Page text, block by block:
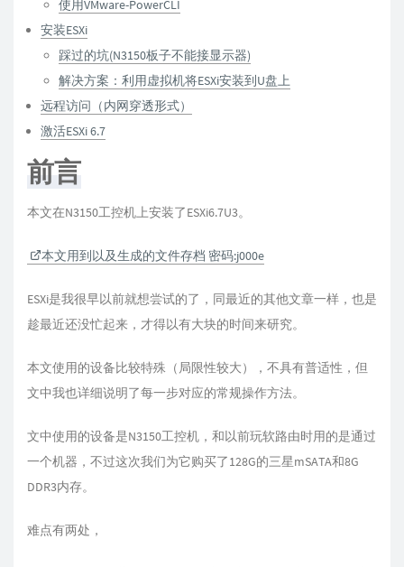
使用VMware-PowerCLI
安装ESXi
踩过的坑(N3150板子不能接显示器)
解决方案：利用虚拟机将ESXi安装到U盘上
远程访问（内网穿透形式）
激活ESXi 6.7
前言
本文在N3150工控机上安装了ESXi6.7U3。
本文用到以及生成的文件存档 密码:j000e
ESXi是我很早以前就想尝试的了，同最近的其他文章一样，也是
趁最近还没忙起来，才得以有大块的时间来研究。
本文使用的设备比较特殊（局限性较大），不具有普适性，但
文中我也详细说明了每一步对应的常规操作方法。
文中使用的设备是N3150工控机，和以前玩软路由时用的是通过
一个机器，不过这次我们为它购买了128G的三星mSATA和8G
DDR3内存。
难点有两处，